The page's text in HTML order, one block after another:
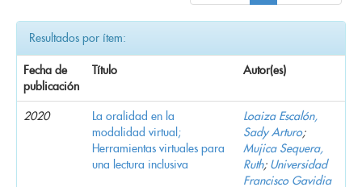
Resultados por ítem:
Fecha de
publicación
Título Autor(es)
2020
La oralidad en la
modalidad virtual;
Herramientas virtuales para
una lectura inclusiva
Loaiza Escalón,
Sady Arturo;
Mujica Sequera,
Ruth; Universidad
Francisco Gavidia